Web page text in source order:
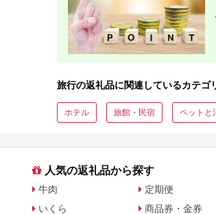
旅行の返礼品に関連しているカテゴ
ホテル 旅館・民宿 ペットと
人気の返礼品から探す
牛肉
いくら
定期便
商品券・金券